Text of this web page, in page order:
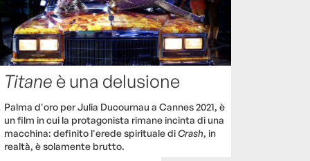
Titane è una delusione
Palma d'oro per Julia Ducournau a Cannes 2021, è
un film in cui la protagonista rimane incinta di una
macchina: definito l'erede spirituale diCrash, in
realtà, è solamente brutto.